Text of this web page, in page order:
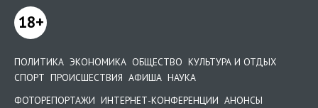
18+
ПОЛИТИКА ЭКОНОМИКА ОБЩЕСТВО КУЛЬТУРА И ОТДЫХ
СПОРТ ПРОИСШЕСТВИЯ АФИША НАУКА
ФОТОРЕПОРТАЖИ ИНТЕРНЕТ-КОНФЕРЕНЦИИ АНОНСЫ